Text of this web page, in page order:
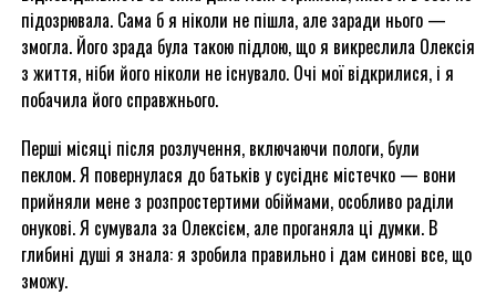
підозрювала. Сама б я ніколи не пішла, але заради нього —
змогла. Його зрада була такою підлою, що я викреслила Олексія
з життя, ніби його ніколи не існувало. Очі мої відкрилися, і я
побачила його справжнього.
Перші місяці після розлучення, включаючи пологи, були
пеклом. Я повернулася до батьків у сусіднє містечко — вони
прийняли мене з розпростертими обіймами, особливо раділи
онукові. Я сумувала за Олексієм, але проганяла ці думки. В
глибині душі я знала: я зробила правильно і дам синові все, що
зможу.